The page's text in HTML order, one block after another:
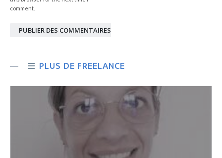
comment.
PUBLIER DES COMMENTAIRES
PLUS DE FREELANCE